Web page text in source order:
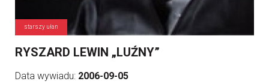
starszy ułan
RYSZARD LEWIN „LUŹNY”
Data wywiadu: 2006-09-05